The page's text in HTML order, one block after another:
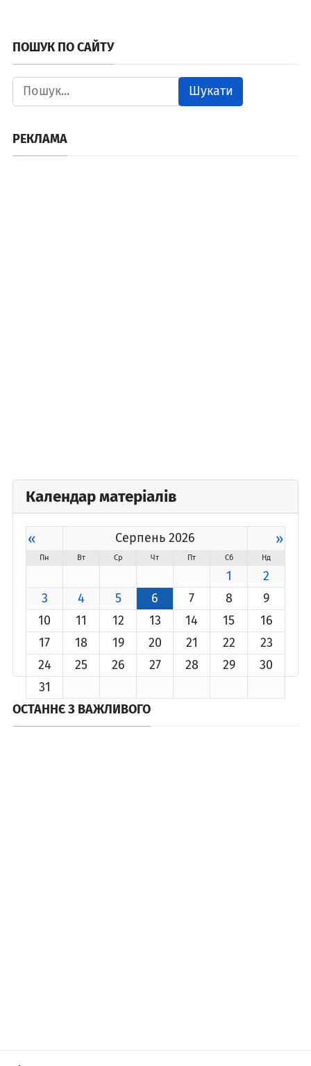
ПОШУК ПО САЙТУ
Шукати
РЕКЛАМА
Календар матеріалів
« Серпень 2026 »
Пн Вт Ср Чт Пт Сб Нд
1
2
3
4 5 6 7 8
9
10
11 12 13 14 15
16
17
18 19 20 21 22
23
24
25 26 27 28 29
30
31
ОСТАННЄ З ВАЖЛИВОГО